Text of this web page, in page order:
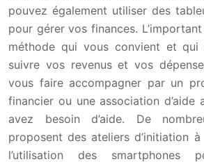
pouvez également utiliser des
pour gérer vos finances.
méthode qui vous convient et
suivre vos revenus et vos
vous faire accompagner par un
financier ou une association d’aide
avez besoin d’aide. De
proposent des ateliers d’initiation
l’utilisation des smartphones